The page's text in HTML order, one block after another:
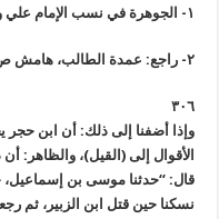
١- الجوهرة في نسب الإمام علي وآله ص٥٨.
٢- راجع: عمدة الطالب، هامش ص٣٥٢.
٣٠٦
الأقوال إلى (القيل)، والظاهر:
قال: “حدثنا موسى بن إسماعيل،
نسكنا حين قتل ابن الزبير، ثم